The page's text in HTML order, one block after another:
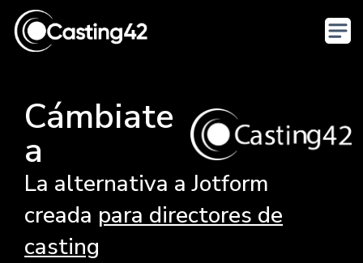
Cámbiate
a
La alternativa a Jotform
creada para directores de
casting